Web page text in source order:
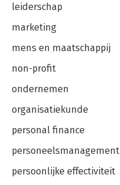
leiderschap
marketing
mens en maatschappij
non-profit
ondernemen
organisatiekunde
personal finance
personeelsmanagement
persoonlijke effectiviteit